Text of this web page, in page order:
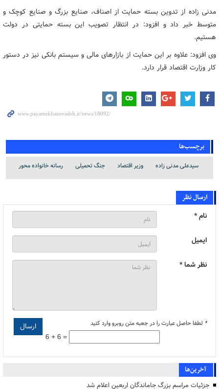
مدنی زاده از تدوین بسته حمایت از اصناف، صنایع بزرگ و صنایع کوچک و
متوسط خبر داد و افزود: در انتظار تصویب این بسته حمایتی در دولت
هستیم.
وی افزود: علاوه بر این حمایت از بازارهای مالی و سیستم بانکی نیز در دستور
کار وزارت اقتصاد قرار دارد.
برچسب‌ها
سیدعلی مدنی زاده وزیر اقتصاد جنگ تحمیلی رسانه خانواده محور
ارسال نظر
نام *
ایمیل
نظر شما *
* لطفا حاصل عبارت را در جعبه متن روبرو وارد کنید
6 + 6 =
آخرین‌ها
جزئیات مراسم بزرگ جاماندگان اربعین اعلام شد